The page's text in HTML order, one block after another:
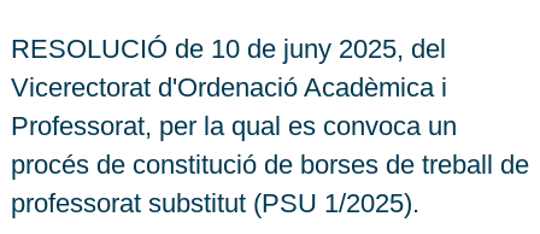
RESOLUCIÓ de 10 de juny 2025, del
Vicerectorat d'Ordenació Acadèmica i
Professorat, per la qual es convoca un
procés de constitució de borses de treball de
professorat substitut (PSU 1/2025).